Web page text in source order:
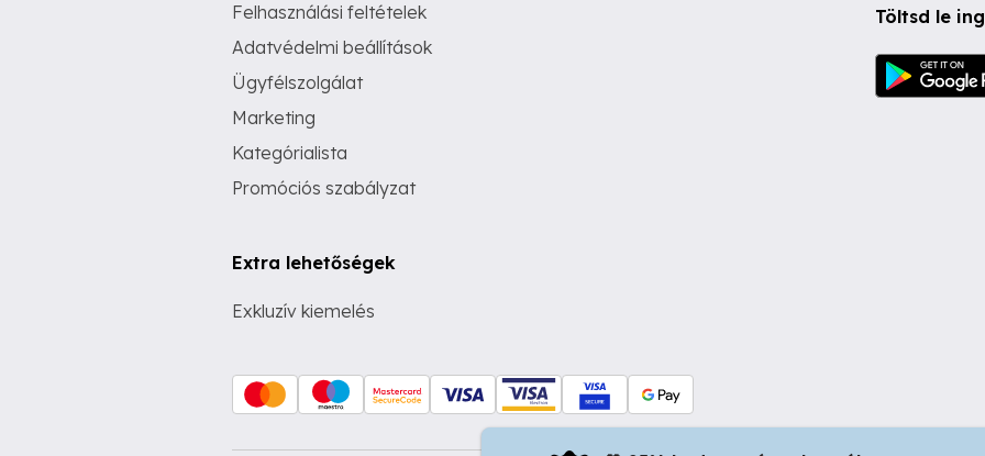
Felhasználási feltételek
Adatvédelmi beállítások
Ügyfélszolgálat
Marketing
Kategórialista
Promóciós szabályzat
Extra lehetőségek
Exkluzív kiemelés
Töltsd le